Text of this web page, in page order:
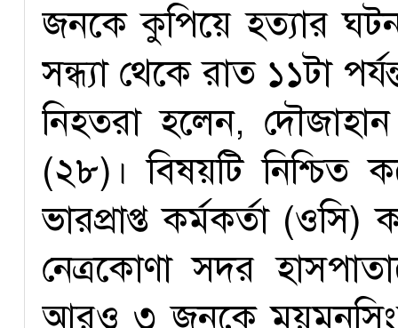
জনকে কুপিয়ে হত্যার
সন্ধ্যা থেকে রাত ১১টা
নিহতরা হলেন,
(২৮)। বিষয়টি নিশ্চিত
ভারপ্রাপ্ত কর্মকর্তা
নেত্রকোণা সদর
আরও ৩ জনকে